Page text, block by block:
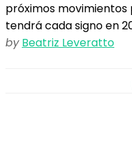
próximos movimientos
tendrá cada signo en
by Beatriz Leveratto